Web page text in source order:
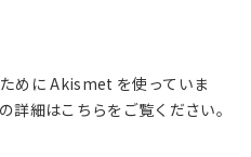
めに Akismet を使っていま
詳細はこちらをご覧ください。